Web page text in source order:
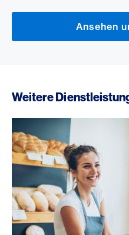
Ansehen
Weitere